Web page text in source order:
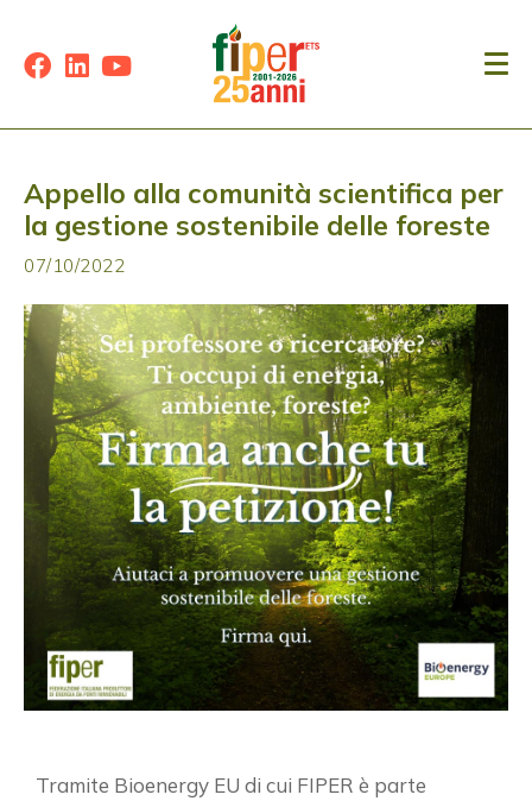
Appello alla comunità scientifica per
la gestione sostenibile delle foreste
07/10/2022
Tramite Bioenergy EU di cui FIPER è parte